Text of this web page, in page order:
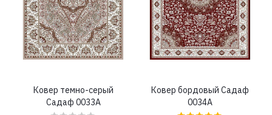
Ковер темно-серый
Садаф 0033A
Ковер бордовый Садаф
0034A